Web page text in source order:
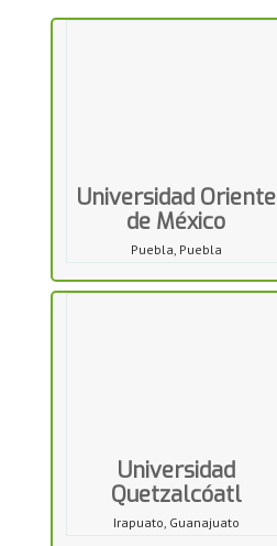
Universidad Oriente
de México
Puebla, Puebla
Universidad
Quetzalcóatl
Irapuato, Guanajuato